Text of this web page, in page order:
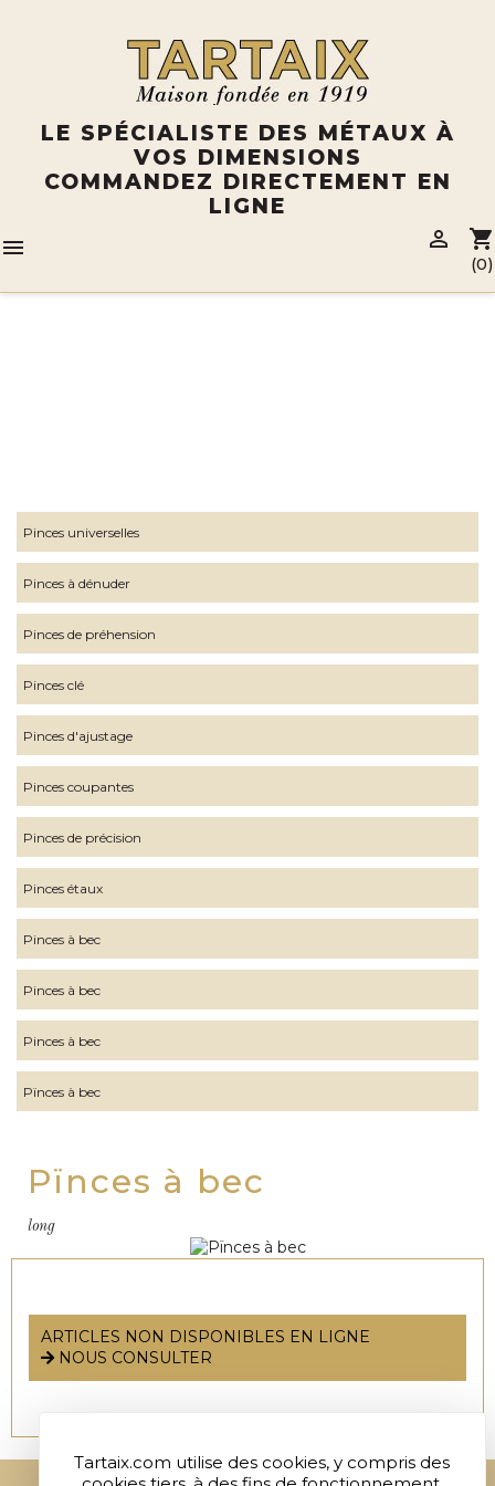
LE SPÉCIALISTE DES MÉTAUX À
VOS DIMENSIONS
COMMANDEZ DIRECTEMENT EN
LIGNE
 shopping_cart
(0)

Pinces universelles
Pinces à dénuder
Pinces de préhension
Pinces clé
Pinces d'ajustage
Pinces coupantes
Pinces de précision
Pinces étaux
Pinces à bec
Pinces à bec
Pinces à bec
Pïnces à bec
Pïnces à bec
long
ARTICLES NON DISPONIBLES EN LIGNE
NOUS CONSULTER
Tartaix.com utilise des cookies, y compris des